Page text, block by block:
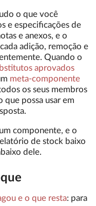
o que você
e especificações de
e anexos, e o
adição, remoção e
Quando o
aprovados
meta-componente
os seus membros
que possa usar em
componente, e o
de stock baixo
dele.
e o que resta: para